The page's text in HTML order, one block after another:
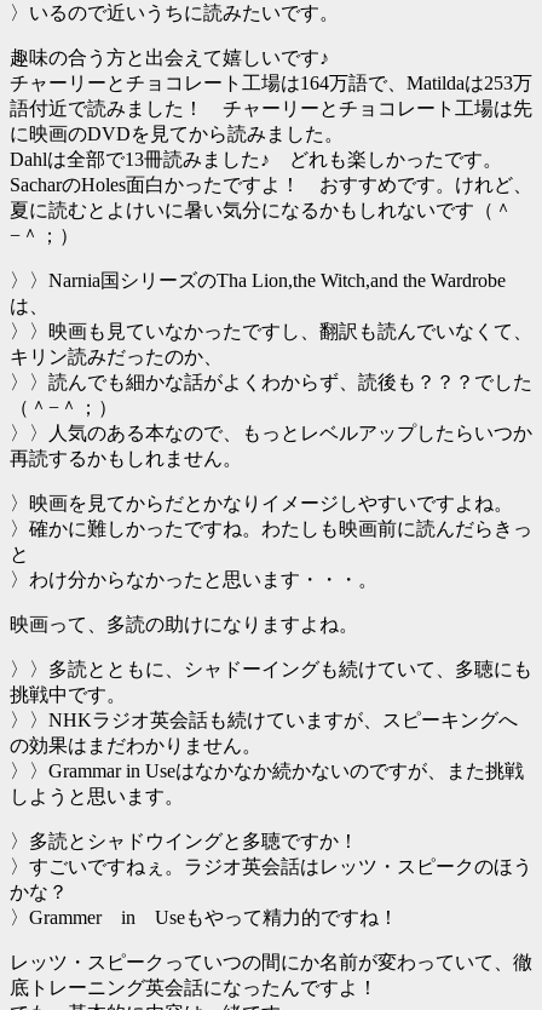
〉いるので近いうちに読みたいです。
趣味の合う方と出会えて嬉しいです♪
チャーリーとチョコレート工場は164万語で、Matildaは253万
語付近で読みました！ チャーリーとチョコレート工場は先
に映画のDVDを見てから読みました。
Dahlは全部で13冊読みました♪ どれも楽しかったです。
SacharのHoles面白かったですよ！ おすすめです。けれど、
夏に読むとよけいに暑い気分になるかもしれないです（＾
−＾；）
〉〉Narnia国シリーズのTha Lion,the Witch,and the Wardrobe
は、
〉〉映画も見ていなかったですし、翻訳も読んでいなくて、
キリン読みだったのか、
〉〉読んでも細かな話がよくわからず、読後も？？？でした
（＾−＾；）
〉〉人気のある本なので、もっとレベルアップしたらいつか
再読するかもしれません。
〉映画を見てからだとかなりイメージしやすいですよね。
〉確かに難しかったですね。わたしも映画前に読んだらきっ
と
〉わけ分からなかったと思います・・・。
映画って、多読の助けになりますよね。
〉〉多読とともに、シャドーイングも続けていて、多聴にも
挑戦中です。
〉〉NHKラジオ英会話も続けていますが、スピーキングへ
の効果はまだわかりません。
〉〉Grammar in Useはなかなか続かないのですが、また挑戦
しようと思います。
〉多読とシャドウイングと多聴ですか！
〉すごいですねぇ。ラジオ英会話はレッツ・スピークのほう
かな？
〉Grammer in Useもやって精力的ですね！
レッツ・スピークっていつの間にか名前が変わっていて、徹
底トレーニング英会話になったんですよ！